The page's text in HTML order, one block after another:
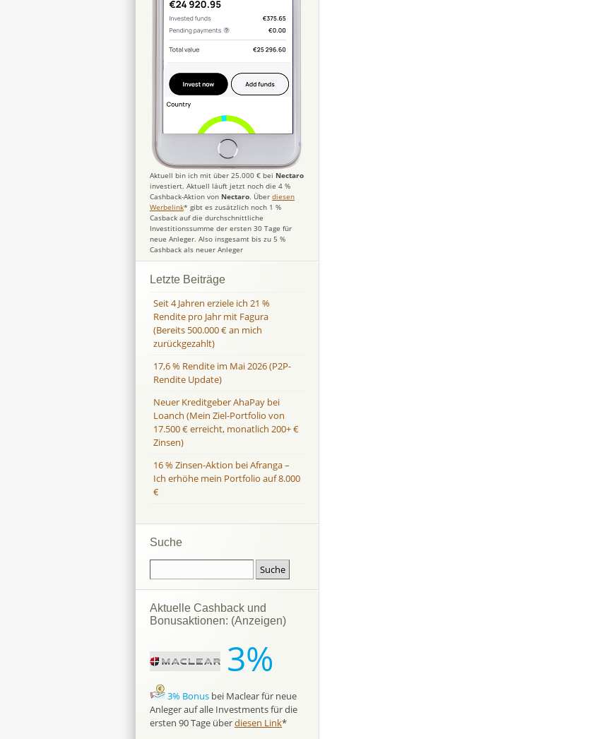
Aktuell bin ich mit über 25.000 € bei Nectaro
investiert. Aktuell läuft jetzt noch die 4 %
Cashback-Aktion von Nectaro. Über diesen
Werbelink* gibt es zusätzlich noch 1 %
Casback auf die durchschnittliche
Investitionssumme der ersten 30 Tage für
neue Anleger. Also insgesamt bis zu 5 %
Cashback als neuer Anleger
Letzte Beiträge
Seit 4 Jahren erziele ich 21 %
Rendite pro Jahr mit Fagura
(Bereits 500.000 € an mich
zurückgezahlt)
17,6 % Rendite im Mai 2026 (P2P-
Rendite Update)
Neuer Kreditgeber AhaPay bei
Loanch (Mein Ziel-Portfolio von
17.500 € erreicht, monatlich 200+ €
Zinsen)
16 % Zinsen-Aktion bei Afranga –
Ich erhöhe mein Portfolio auf 8.000
€
Suche
Aktuelle Cashback und
Bonusaktionen: (Anzeigen)
3%
3% Bonus bei Maclear für neue
Anleger auf alle Investments für die
ersten 90 Tage überdiesen Link*